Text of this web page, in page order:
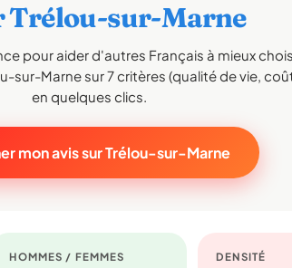
Trélou-sur-Marne
pour aider d'autres Français à mieux
sur-Marne sur 7 critères (qualité de vie,
en quelques clics.
mon avis sur Trélou-sur-Marne
HOMMES / FEMMES DENSITÉ